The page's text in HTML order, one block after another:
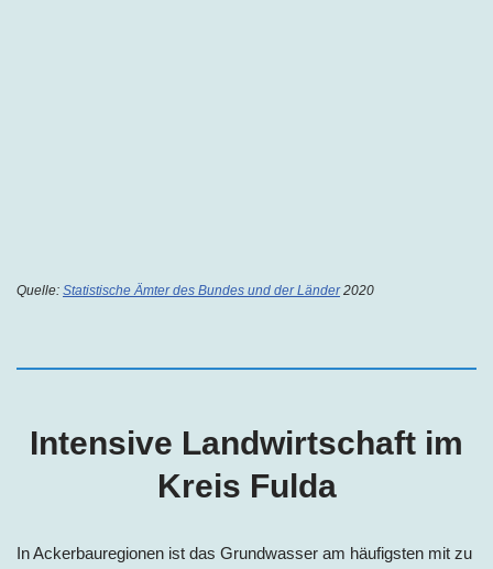
Quelle: Statistische Ämter des Bundes und der Länder2020
Intensive Landwirtschaft im
Kreis Fulda
In Ackerbauregionen ist das Grundwasser am häufigsten mit zu